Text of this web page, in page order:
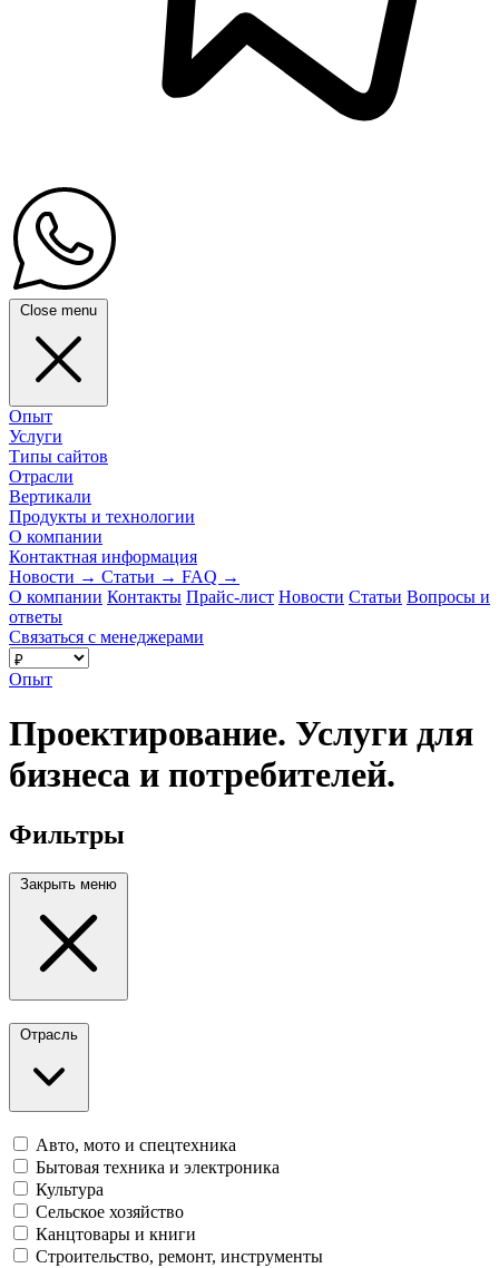
Close menu
Опыт
Услуги
Типы сайтов
Отрасли
Вертикали
Продукты и технологии
О компании
Контактная информация
Новости → Статьи → FAQ →
О компании Контакты Прайс-лист Новости Статьи Вопросы и
ответы
Связаться с менеджерами
Опыт
Проектирование. Услуги для
бизнеса и потребителей.
Фильтры
Закрыть меню
Отрасль
Авто, мото и спецтехника
Бытовая техника и электроника
Культура
Сельское хозяйство
Канцтовары и книги
Строительство, ремонт, инструменты